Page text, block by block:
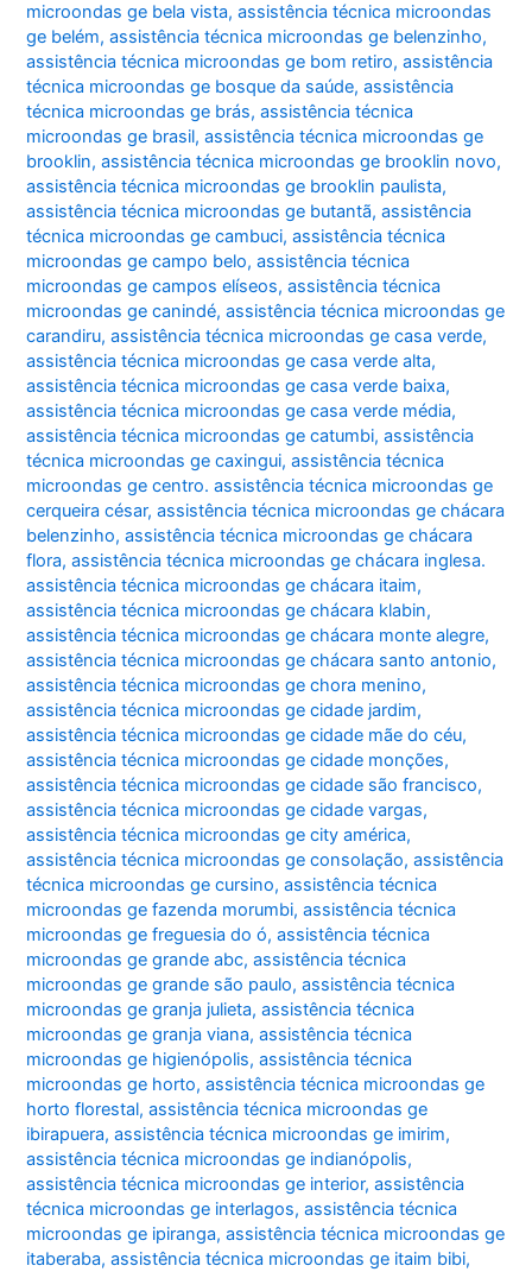
microondas ge bela vista,assistência técnica microondas
ge belém,assistência técnica microondas ge belenzinho,
assistência técnica microondas ge bom retiro,assistência
técnica microondas ge bosque da saúde,assistência
técnica microondas ge brás,assistência técnica
microondas ge brasil,assistência técnica microondas ge
brooklin,assistência técnica microondas ge brooklin novo,
assistência técnica microondas ge brooklin paulista,
assistência técnica microondas ge butantã,assistência
técnica microondas ge cambuci,assistência técnica
microondas ge campo belo,assistência técnica
microondas ge campos elíseos,assistência técnica
microondas ge canindé,assistência técnica microondas ge
carandiru,assistência técnica microondas ge casa verde,
assistência técnica microondas ge casa verde alta,
assistência técnica microondas ge casa verde baixa,
assistência técnica microondas ge casa verde média,
assistência técnica microondas ge catumbi,assistência
técnica microondas ge caxingui,assistência técnica
microondas ge centro. assistência técnica microondas ge
cerqueira césar,assistência técnica microondas ge chácara
belenzinho,assistência técnica microondas ge chácara
flora,assistência técnica microondas ge chácara inglesa.
assistência técnica microondas ge chácara itaim,
assistência técnica microondas ge chácara klabin,
assistência técnica microondas ge chácara monte alegre,
assistência técnica microondas ge chácara santo antonio,
assistência técnica microondas ge chora menino,
assistência técnica microondas ge cidade jardim,
assistência técnica microondas ge cidade mãe do céu,
assistência técnica microondas ge cidade monções,
assistência técnica microondas ge cidade são francisco,
assistência técnica microondas ge cidade vargas,
assistência técnica microondas ge city américa,
assistência técnica microondas ge consolação,assistência
técnica microondas ge cursino,assistência técnica
microondas ge fazenda morumbi,assistência técnica
microondas ge freguesia do ó,assistência técnica
microondas ge grande abc,assistência técnica
microondas ge grande são paulo,assistência técnica
microondas ge granja julieta,assistência técnica
microondas ge granja viana,assistência técnica
microondas ge higienópolis,assistência técnica
microondas ge horto,assistência técnica microondas ge
horto florestal,assistência técnica microondas ge
ibirapuera,assistência técnica microondas ge imirim,
assistência técnica microondas ge indianópolis,
assistência técnica microondas ge interior,assistência
técnica microondas ge interlagos,assistência técnica
microondas ge ipiranga,assistência técnica microondas ge
itaberaba,assistência técnica microondas ge itaim bibi,